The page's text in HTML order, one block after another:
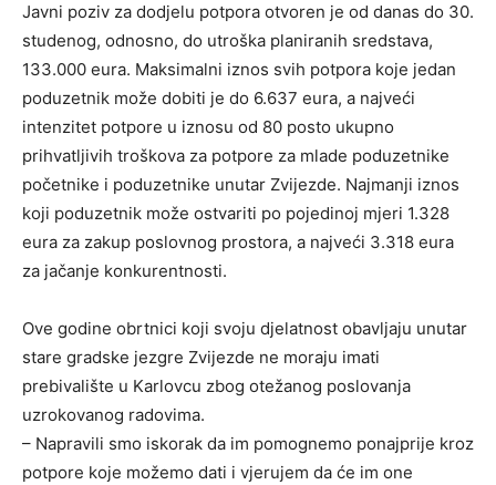
Javni poziv za dodjelu potpora otvoren je od danas do 30.
studenog, odnosno, do utroška planiranih sredstava,
133.000 eura. Maksimalni iznos svih potpora koje jedan
poduzetnik može dobiti je do 6.637 eura, a najveći
intenzitet potpore u iznosu od 80 posto ukupno
prihvatljivih troškova za potpore za mlade poduzetnike
početnike i poduzetnike unutar Zvijezde. Najmanji iznos
koji poduzetnik može ostvariti po pojedinoj mjeri 1.328
eura za zakup poslovnog prostora, a najveći 3.318 eura
za jačanje konkurentnosti.
Ove godine obrtnici koji svoju djelatnost obavljaju unutar
stare gradske jezgre Zvijezde ne moraju imati
prebivalište u Karlovcu zbog otežanog poslovanja
uzrokovanog radovima.
– Napravili smo iskorak da im pomognemo ponajprije kroz
potpore koje možemo dati i vjerujem da će im one